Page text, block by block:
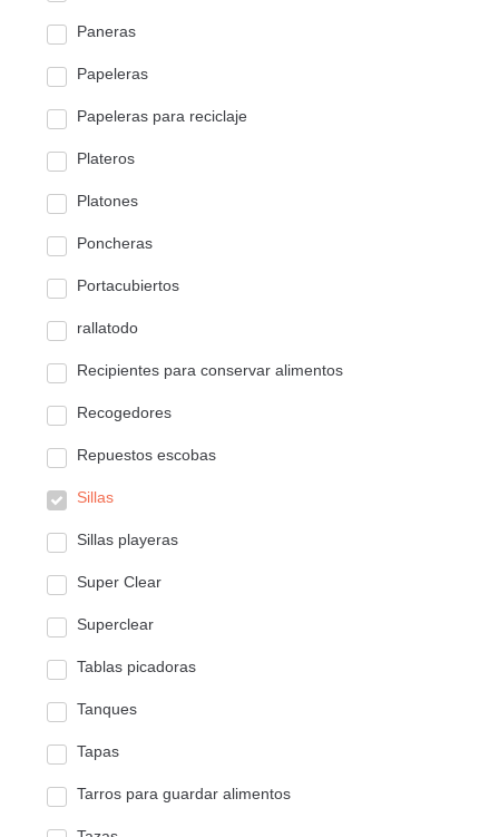
Paneras
Papeleras
Papeleras para reciclaje
Plateros
Platones
Poncheras
Portacubiertos
rallatodo
Recipientes para conservar alimentos
Recogedores
Repuestos escobas
Sillas
Sillas playeras
Super Clear
Superclear
Tablas picadoras
Tanques
Tapas
Tarros para guardar alimentos